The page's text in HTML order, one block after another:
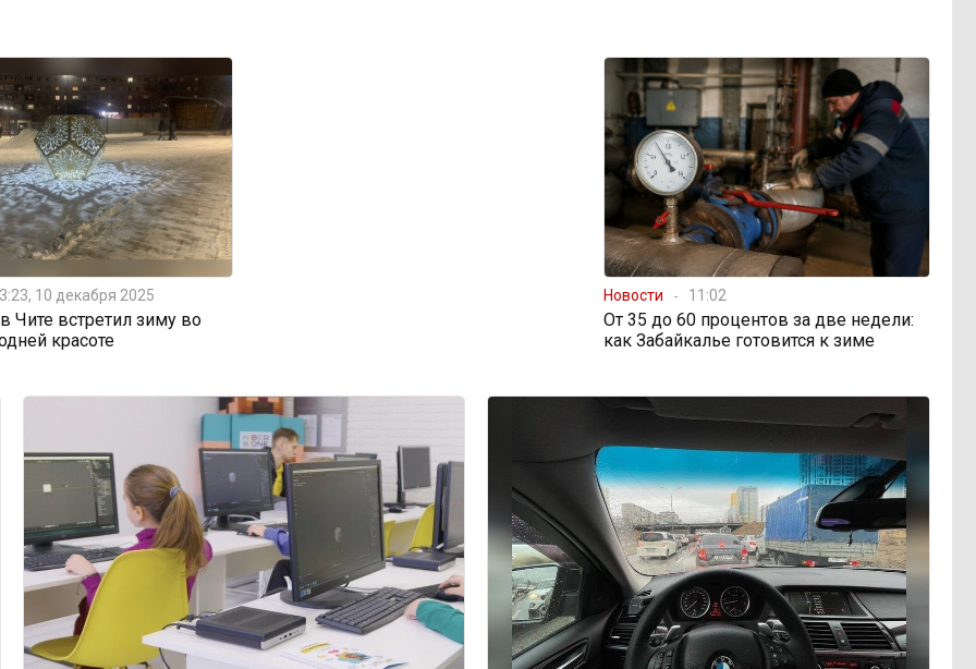
10 декабря 2025
встретил зиму во
красоте
Новости 11:02
От 35 до 60 процентов за две недели:
как Забайкалье готовится к зиме